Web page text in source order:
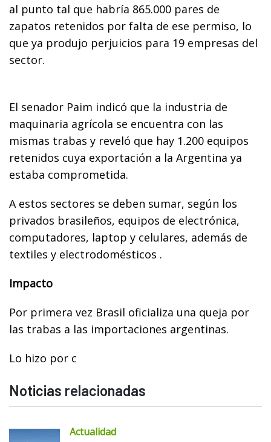
al punto tal que habría 865.000 pares de
zapatos retenidos por falta de ese permiso, lo
que ya produjo perjuicios para 19 empresas del
sector.
El senador Paim indicó que la industria de
maquinaria agrícola se encuentra con las
mismas trabas y reveló que hay 1.200 equipos
retenidos cuya exportación a la Argentina ya
estaba comprometida.
A estos sectores se deben sumar, según los
privados brasileños, equipos de electrónica,
computadores, laptop y celulares, además de
textiles y electrodomésticos .
Impacto
Por primera vez Brasil oficializa una queja por
las trabas a las importaciones argentinas.
Lo hizo por c
Noticias relacionadas
Actualidad